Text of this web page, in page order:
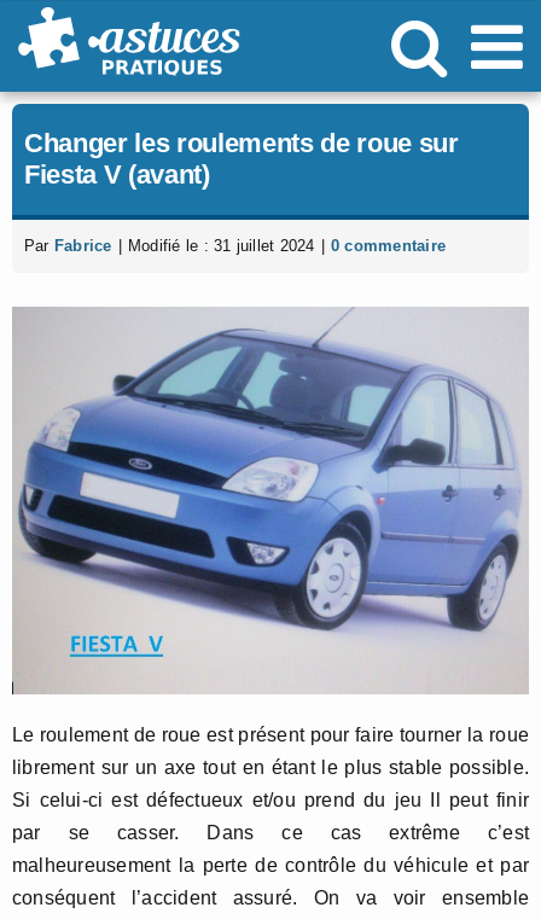
Passer
au
Changer les roulements de roue sur
Fiesta V (avant)
Par Fabrice Modifié le : 31 juillet 2024 0 commentaire
Le roulement de roue est présent pour faire tourner la roue
librement sur un axe tout en étant le plus stable possible.
Si celui-ci est défectueux et/ou prend du jeu Il peut finir
par se casser. Dans ce cas extrême c’est
malheureusement la perte de contrôle du véhicule et par
conséquent l’accident assuré. On va voir ensemble